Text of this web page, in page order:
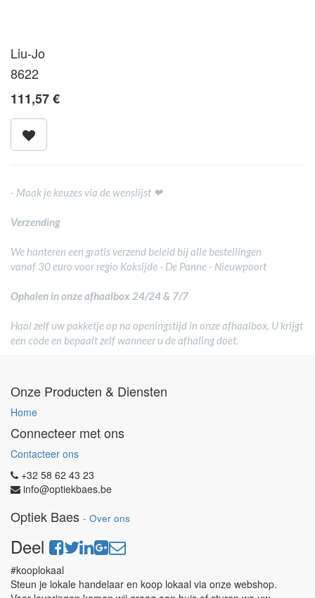
Liu-Jo
8622
111,57€
- Maak je keuzes via de wenslijst ❤
Verzending
We hanteren een gratis verzend beleid bij alle bestellingen
vanaf 30 euro voor regio Koksijde - De Panne - Nieuwpoort
Ophalen in onze afhaalbox 24/24 & 7/7
Haal zelf uw pakketje op na openingstijd in onze afhaalbox. U krijgt
een code en bepaalt zelf wanneer u de afhaling doet.
Onze Producten & Diensten
Home
Connecteer met ons
Contacteer ons
+32 58 62 43 23
info@optiekbaes.be
Optiek Baes - Over ons
Deel
#kooplokaal
Steun je lokale handelaar en koop lokaal via onze webshop.